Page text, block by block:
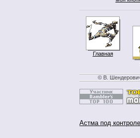
Главная
© В.
Астма под